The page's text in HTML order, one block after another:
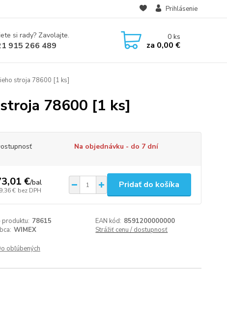
Prihlásenie
si rady? Zavolajte.
915 266 489
0ks
za 0,00 €
stroja 78600 [1 ks]
78600 [1 ks]
Na objednávku - do 7 dní
€/bal
€ bez DPH
Pridať do košíka
78615 EAN kód: 8591200000000
WIMEX Strážiť cenu / dostupnosť
obľúbených